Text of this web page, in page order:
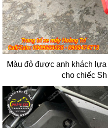
Màu đỏ được anh khách
cho chiếc